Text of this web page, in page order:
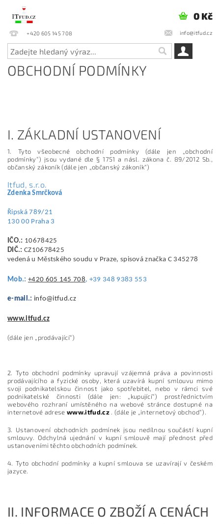
+420 605 145 708 info@itfud.cz
0 Kč
OBCHODNÍ PODMÍNKY
I. ZÁKLADNÍ USTANOVENÍ
1. Tyto všeobecné obchodní podmínky (dále jen „obchodní
podmínky“) jsou vydané dle § 1751 a násl. zákona č. 89/2012 Sb.,
občanský zákoník (dále jen „občanský zákoník“)
Itfud, s.r.o.
Zdenka Smrčková
Řipská 789/21
130 00 Praha 3
IČO.: 10678425
DIČ.: CZ10678425
vedená u Městského soudu v Praze, spisová značka C 345278
Mob.: +420 605 145 708, +39 348 9383 553
e-mail.: info@itfud.cz
www.itfud.cz
(dále jen „prodávající“)
2. Tyto obchodní podmínky upravují vzájemná práva a povinnosti
prodávajícího a fyzické osoby, která uzavírá kupní smlouvu mimo
svoji podnikatelskou činnost jako spotřebitel, nebo v rámci své
podnikatelské činnosti (dále jen: „kupující“) prostřednictvím
webového rozhraní umístěného na webové stránce dostupné na
internetové adrese www.itfud.cz . (dále je „internetový obchod“).
3. Ustanovení obchodních podmínek jsou nedílnou součástí kupní
smlouvy. Odchylná ujednání v kupní smlouvě mají přednost před
ustanoveními těchto obchodních podmínek.
4. Tyto obchodní podmínky a kupní smlouva se uzavírají v českém
jazyce.
II. INFORMACE O ZBOŽÍ A CENÁCH